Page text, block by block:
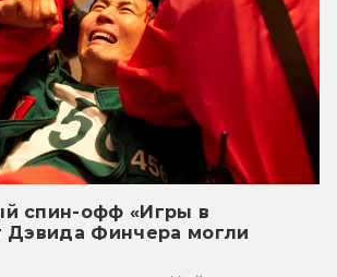
спин-офф «Игры в
Дэвида Финчера могли